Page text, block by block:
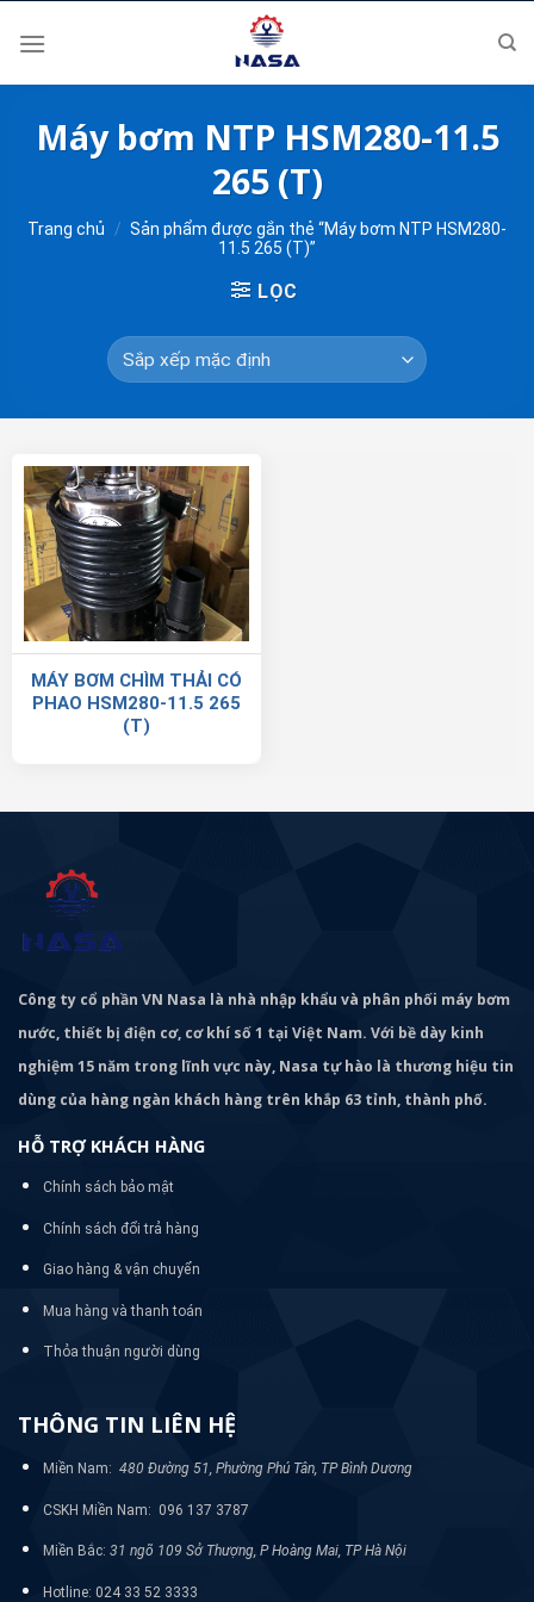
Máy bơm NTP HSM280-11.5
265 (T)
Trang chủ / Sản phẩm được gắn thẻ “Máy bơm NTP HSM280-
11.5 265 (T)”
LỌC
MÁY BƠM CHÌM THẢI CÓ
PHAO HSM280-11.5 265
(T)
Công ty cổ phần VN Nasa là nhà nhập khẩu và phân phối máy bơm
nước, thiết bị điện cơ, cơ khí số 1 tại Việt Nam. Với bề dày kinh
nghiệm 15 năm trong lĩnh vực này, Nasa tự hào là thương hiệu tin
dùng của hàng ngàn khách hàng trên khắp 63 tỉnh, thành phố.
HỖ TRỢ KHÁCH HÀNG
Chính sách bảo mật
Chính sách đổi trả hàng
Giao hàng & vận chuyển
Mua hàng và thanh toán
Thỏa thuận người dùng
THÔNG TIN LIÊN HỆ
Miền Nam: 480 Đường 51, Phường Phú Tân, TP Bình Dương
CSKH Miền Nam: 096 137 3787
Miền Bắc: 31 ngõ 109 Sở Thượng, P Hoàng Mai, TP Hà Nội
Hotline: 024 33 52 3333